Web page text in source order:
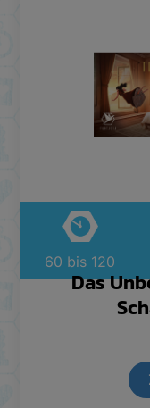
Das
60 bis 120